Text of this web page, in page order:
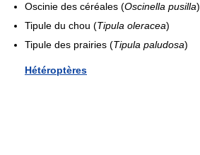
Oscinie des céréales (Oscinella pusilla)
Tipule du chou (Tipula oleracea)
Tipule des prairies (Tipula paludosa)
Hétéroptères